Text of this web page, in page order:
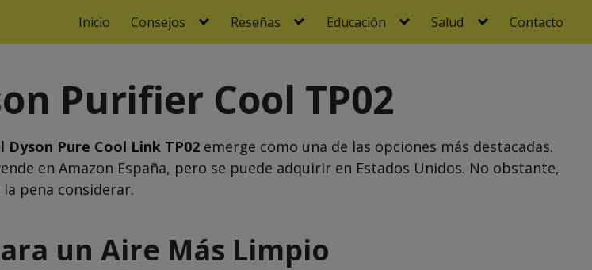
Inicio Consejos Reseñas Educación Salud Contacto
Purifier Cool TP02
Dyson Pure Cool Link TP02 emerge como una de las opciones más destacadas.
en Amazon España, pero se puede adquirir en Estados Unidos. No obstante,
pena considerar.
un Aire Más Limpio